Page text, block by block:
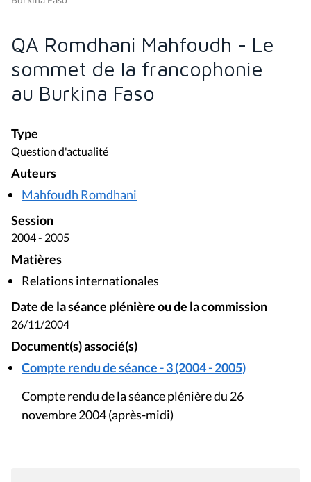
QA Romdhani Mahfoudh - Le
sommet de la francophonie
au Burkina Faso
Type
Question d'actualité
Auteurs
Mahfoudh Romdhani
Session
2004 - 2005
Matières
Relations internationales
Date de la séance plénière ou de la commission
26/11/2004
Document(s) associé(s)
Compte rendu de séance - 3 (2004 - 2005)
Compte rendu de la séance plénière du 26
novembre 2004 (après-midi)